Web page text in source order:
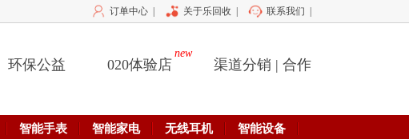
联系我们
关于乐回收
订单中心
环保公益 020体验店
new
渠道分销 | 合作
智能手表 智能家电 无线耳机 智能设备